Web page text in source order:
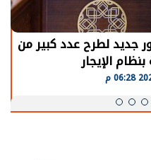
جديد لطرح عدد كبير من
الإيجار